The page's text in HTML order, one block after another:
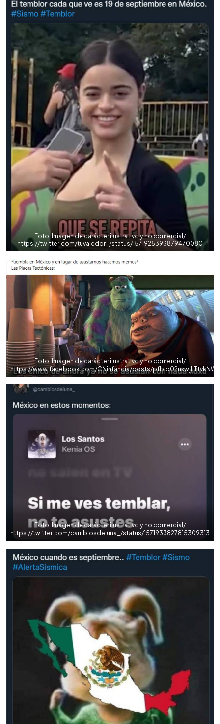
Foto: Imagen de carácter ilustrativo y no comercial/
https://twitter.com/tuvaledor_/status/1571925393879470080
Foto: Imagen de carácter ilustrativo y no comercial/
https://www.facebook.com/CNinfancia/posts/
Foto: Imagen de carácter ilustrativo y no comercial/
https://twitter.com/cambiosdeIuna_/status/1571933827815309313